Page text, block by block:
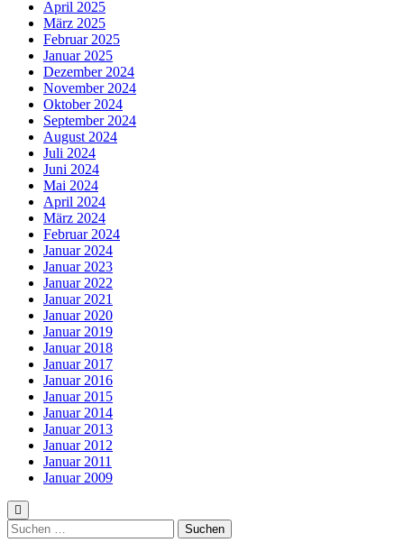
April 2025
März 2025
Februar 2025
Januar 2025
Dezember 2024
November 2024
Oktober 2024
September 2024
August 2024
Juli 2024
Juni 2024
Mai 2024
April 2024
März 2024
Februar 2024
Januar 2024
Januar 2023
Januar 2022
Januar 2021
Januar 2020
Januar 2019
Januar 2018
Januar 2017
Januar 2016
Januar 2015
Januar 2014
Januar 2013
Januar 2012
Januar 2011
Januar 2009
Suchen
nach: